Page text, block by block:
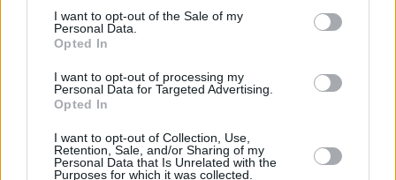
consent section.
I want to opt-out of the Sale of my
Personal Data.
Opted In
I want to opt-out of processing my
Personal Data for Targeted Advertising.
Opted In
I want to opt-out of Collection, Use,
Retention, Sale, and/or Sharing of my
Personal Data that Is Unrelated with the
Purposes for which it was collected.